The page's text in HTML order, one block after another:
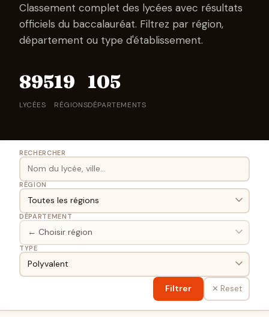
Classement complet des lycées avec résultats
officiels du baccalauréat. Filtrez par région,
département ou type d'établissement.
895
LYCÉES
19
RÉGIONS
105
DÉPARTEMENTS
RECHERCHER
RÉGION
DÉPARTEMENT
TYPE
Filtrer ✕ Reset